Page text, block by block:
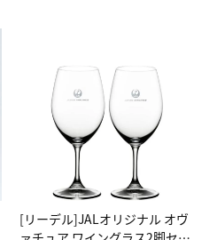
[リーデル]JALオリジナル オヴ